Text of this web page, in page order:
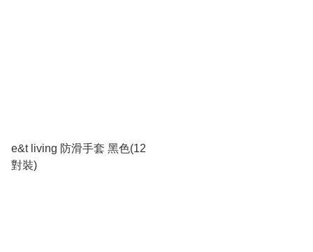
e&t living 防滑手套 黑色(12
對裝)